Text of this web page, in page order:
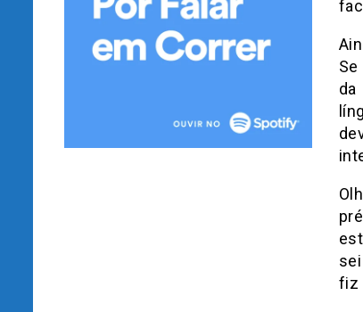
da
fiz